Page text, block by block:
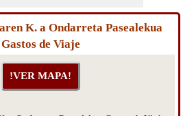
K. a Ondarreta Pasealekua
Gastos de Viaje